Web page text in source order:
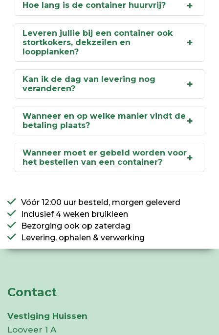
Hoe lang is de container huurvrij?
Leveren jullie bij een container ook
stortkokers, dekzeilen en
loopplanken?
Kan ik de dag van levering nog
veranderen?
Wanneer en op welke manier vindt de
betaling plaats?
Wanneer moet er gebeld worden voor
het bestellen van een container?
Vóór 12:00 uur besteld, morgen geleverd
Inclusief 4 weken bruikleen
Bezorging ook op zaterdag
Levering, ophalen & verwerking
Contact
Vestiging Huissen
Looveer 1 A